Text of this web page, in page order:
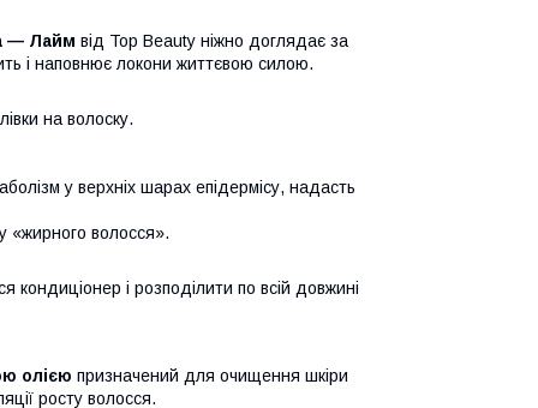
— Лайм від Top Beauty ніжно доглядає за
і наповнює локони життєвою силою.
на волоску.
у верхніх шарах епідермісу, надасть
«жирного волосся».
кондиціонер і розподілити по всій довжині
олією призначений для очищення шкіри
росту волосся.